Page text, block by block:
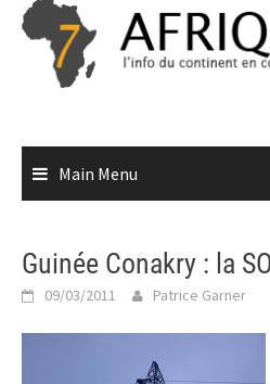
Skip
content
Main Menu
Guinée Conakry : la
09/03/2011 Patrice Garner